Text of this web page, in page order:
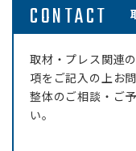
CONTACT
取材・プレス関連
項をご記入の上お
整体のご相談・ご
い。